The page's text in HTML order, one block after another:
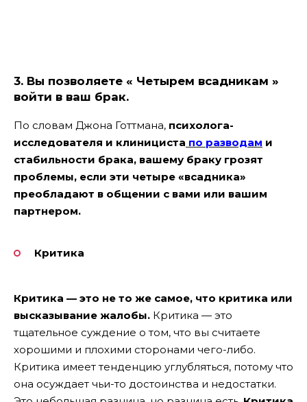
3. Вы позволяете « Четырем всадникам »
войти в ваш брак.
По словам Джона Готтмана, психолога-
исследователя и клинициста по разводам и
стабильности брака, вашему браку грозят
проблемы, если эти четыре «всадника»
преобладают в общении с вами или вашим
партнером.
Критика
Критика — это не то же самое, что критика или
высказывание жалобы. Критика — это
тщательное суждение о том, что вы считаете
хорошими и плохими сторонами чего-либо.
Критика имеет тенденцию углубляться, потому что
она осуждает чьи-то достоинства и недостатки.